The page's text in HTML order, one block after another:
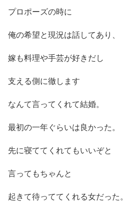
プロポーズの時に
俺の希望と現況は話してあり、
嫁も料理や手芸が好きだし
支える側に徹します
なんて言ってくれて結婚。
最初の一年ぐらいは良かった。
先に寝ててくれてもいいぞと
言ってもちゃんと
起きて待っててくれる女だった。